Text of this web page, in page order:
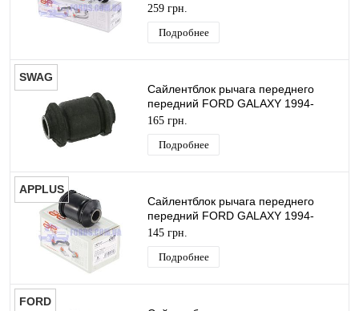
259 грн.
Подробнее
SWAG
Сайлентблок рычага переднего
передний FORD GALAXY 1994-
2006 SWAG
165 грн.
Подробнее
APPLUS
Сайлентблок рычага переднего
передний FORD GALAXY 1994-
2006 APPLUS
145 грн.
Подробнее
FORD